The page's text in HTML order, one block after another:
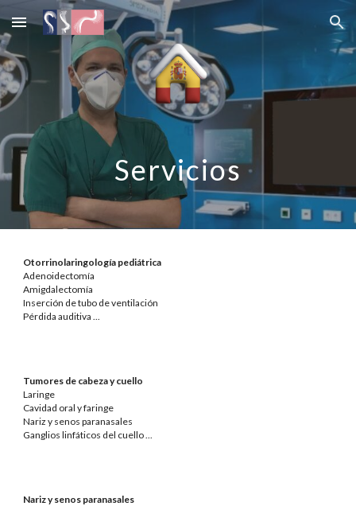
Skip to main content Skip to navigation
Servicios
Otorrinolaringología pediátrica
Adenoidectomía
Amigdalectomía
Inserción de tubo de ventilación
Pérdida auditiva ...
Tumores de cabeza y cuello
Laringe
Cavidad oral y faringe
Nariz y senos paranasales
Ganglios linfáticos del cuello...
Nariz y senos paranasales